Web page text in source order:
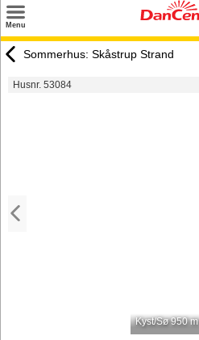
Menu
Tilbud
Sommerhus: Skåstrup Strand
Husnr. 53084
Kyst/Sø 950 m